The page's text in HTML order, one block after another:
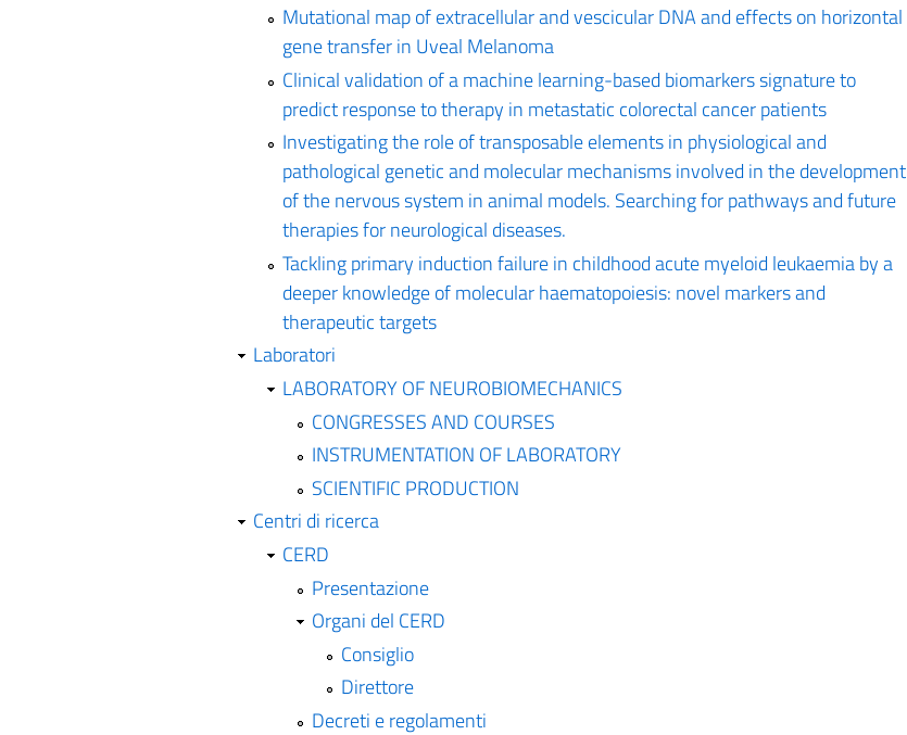
Mutational map of extracellular and vescicular DNA and effects on horizontal
gene transfer in Uveal Melanoma
Clinical validation of a machine learning-based biomarkers signature to
predict response to therapy in metastatic colorectal cancer patients
Investigating the role of transposable elements in physiological and
pathological genetic and molecular mechanisms involved in the development
of the nervous system in animal models. Searching for pathways and future
therapies for neurological diseases.
Tackling primary induction failure in childhood acute myeloid leukaemia by a
deeper knowledge of molecular haematopoiesis: novel markers and
therapeutic targets
Laboratori
LABORATORY OF NEUROBIOMECHANICS
CONGRESSES AND COURSES
INSTRUMENTATION OF LABORATORY
SCIENTIFIC PRODUCTION
Centri di ricerca
CERD
Presentazione
Organi del CERD
Consiglio
Direttore
Decreti e regolamenti